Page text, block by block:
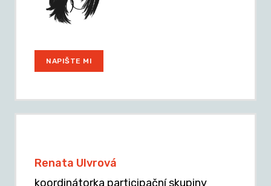
NAPIŠTE MI
Renata Ulvrová
koordinátorka participační skupiny